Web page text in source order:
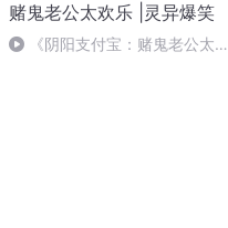
赌鬼老公太欢乐 |灵异爆笑
《阴阳支付宝：赌鬼老公太欢